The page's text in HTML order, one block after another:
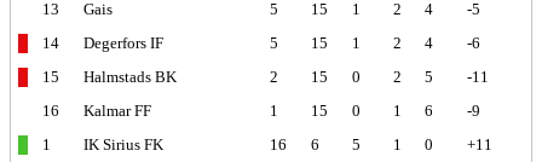
13
Gais 5 15 1 2 4
-5
14
Degerfors IF 5 15 1 2 4
-6
15
Halmstads BK 2 15 0 2 5
-11
16
Kalmar FF 1 15 0 1 6
-9
1
IK Sirius FK 16 6 5 1 0
+11